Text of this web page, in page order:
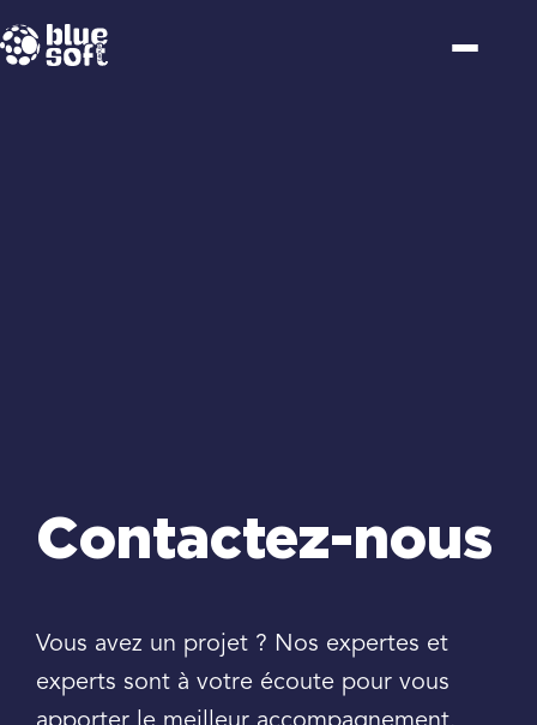
Passer
au
Contactez-nous
Vous avez un projet ? Nos expertes et
experts sont à votre écoute pour vous